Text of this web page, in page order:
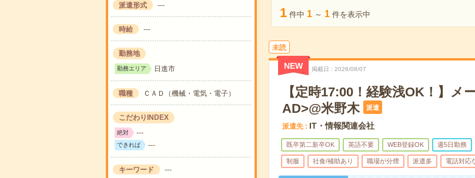
派遣形式 ---
時給 ---
勤務地
勤務エリア 日進市
職種 ＣＡＤ（機械・電気・電子）
こだわりINDEX
絶対 ---
できれば ---
キーワード ---
1 件中 1 ～ 1 件を表示中
未読
NEW 掲載日 2026/08/07
【定時17:00！経験浅OK！】メ
AD>@米野木
派遣
派遣先 IT・情報関連会社
既卒第二新卒OK 英語不要 WEB登録OK 週5日勤務
制服 社食/補助あり 職場が分煙 派遣多 電話対応